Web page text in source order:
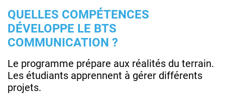
QUELLES COMPÉTENCES
DÉVELOPPE LE BTS
COMMUNICATION ?
Le programme prépare aux réalités du terrain.
Les étudiants apprennent à gérer différents
projets.